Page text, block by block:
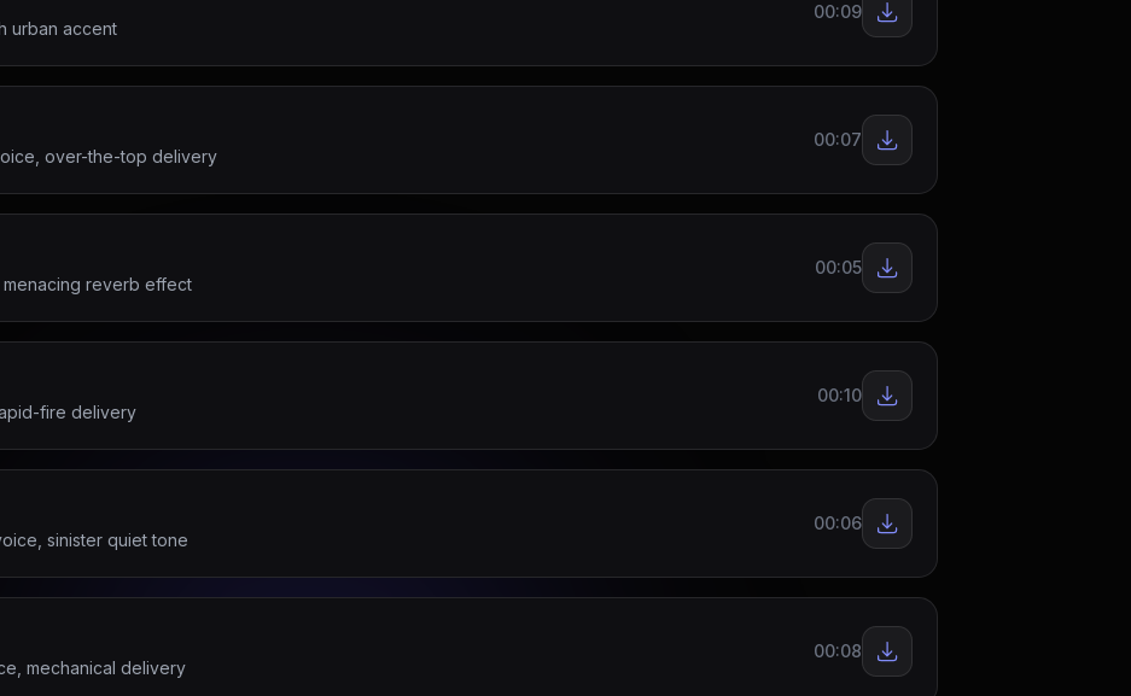
urban accent
00:09
over-the-top delivery
00:07
reverb effect
00:05
fire delivery
00:10
sinister quiet tone
00:06
mechanical delivery
00:08